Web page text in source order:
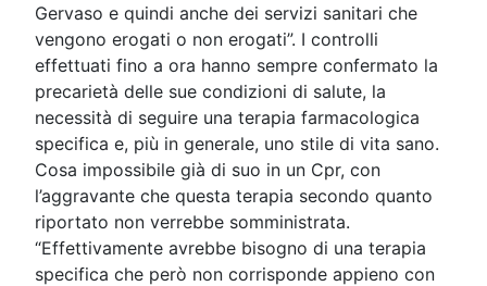
Gervaso e quindi anche dei servizi sanitari che
vengono erogati o non erogati”. I controlli
effettuati fino a ora hanno sempre confermato la
precarietà delle sue condizioni di salute, la
necessità di seguire una terapia farmacologica
specifica e, più in generale, uno stile di vita sano.
Cosa impossibile già di suo in un Cpr, con
l’aggravante che questa terapia secondo quanto
riportato non verrebbe somministrata.
“Effettivamente avrebbe bisogno di una terapia
specifica che però non corrisponde appieno con